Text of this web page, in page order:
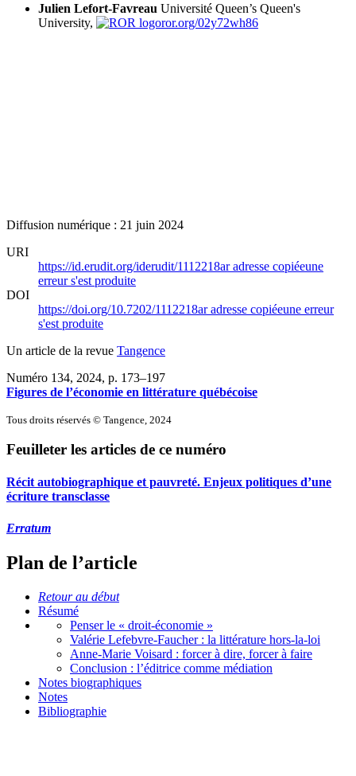
Julien Lefort-Favreau Université Queen’s Queen's
University,
ror.org/02y72wh86
Diffusion numérique : 21 juin 2024
URI
https://id.erudit.org/iderudit/1112218aradresse copiéeune
erreur s'est produite
DOI
https://doi.org/10.7202/1112218aradresse copiéeune erreur
s'est produite
Un article de la revue Tangence
Numéro 134, 2024, p. 173–197
Figures de l’économie en littérature québécoise
Tous droits réservés © Tangence, 2024
Feuilleter les articles de ce numéro
Récit autobiographique et pauvreté. Enjeux politiques d’une
écriture transclasse
Erratum
Plan de l’article
Retour au début
Résumé
Penser le « droit-économie »
Valérie Lefebvre-Faucher : la littérature hors-la-loi
Anne-Marie Voisard : forcer à dire, forcer à faire
Conclusion : l’éditrice comme médiation
Notes biographiques
Notes
Bibliographie